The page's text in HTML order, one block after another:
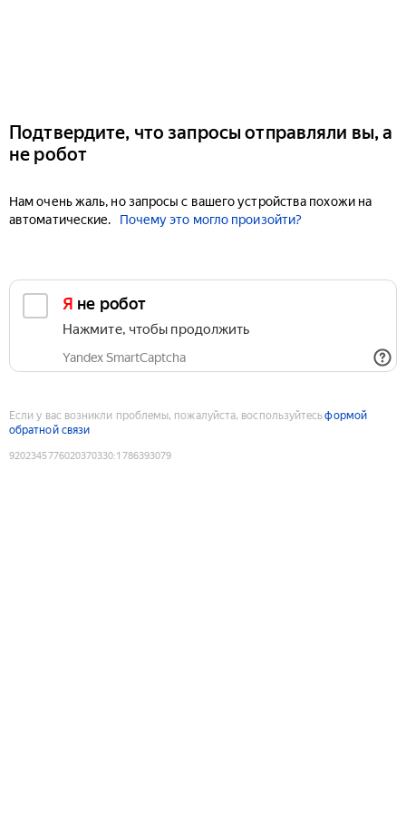
Подтвердите, что запросы отправляли вы, а
не робот
Нам очень жаль, но запросы с вашего устройства похожи на
автоматические.
Почему это могло произойти?
Я не робот
Нажмите, чтобы продолжить
Yandex SmartCaptcha
Если у вас возникли проблемы, пожалуйста, воспользуйтесьформой
обратной связи
9202345776020370330:1786393079